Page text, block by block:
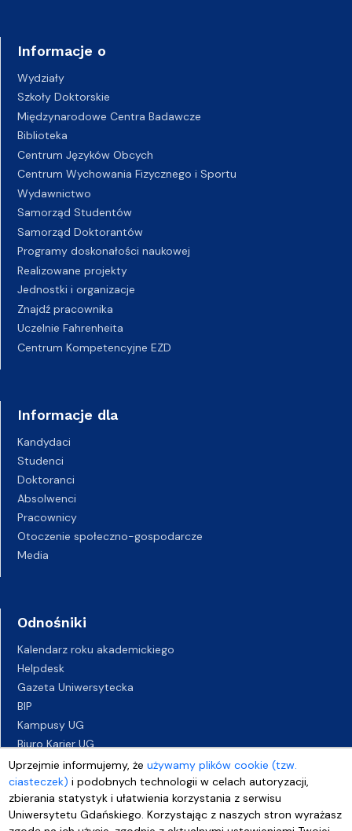
Uprzejmie informujemy, żeużywamy plików cookie (tzw.
ciasteczek) i podobnych technologii w celach autoryzacji,
zbierania statystyk i ułatwienia korzystania z serwisu
Uniwersytetu Gdańskiego. Korzystając z naszych stron wyrażasz
Informacje o
Wydziały
Szkoły Doktorskie
Międzynarodowe Centra Badawcze
Biblioteka
Centrum Języków Obcych
Centrum Wychowania Fizycznego i Sportu
Wydawnictwo
Samorząd Studentów
Samorząd Doktorantów
Programy doskonałości naukowej
Realizowane projekty
Jednostki i organizacje
Znajdź pracownika
Uczelnie Fahrenheita
Centrum Kompetencyjne EZD
Informacje dla
Kandydaci
Studenci
Doktoranci
Absolwenci
Pracownicy
Otoczenie społeczno-gospodarcze
Media
Odnośniki
Kalendarz roku akademickiego
Helpdesk
Gazeta Uniwersytecka
BIP
Kampusy UG
Biuro Karier UG
Oferty pracy
Deklaracja dostępności